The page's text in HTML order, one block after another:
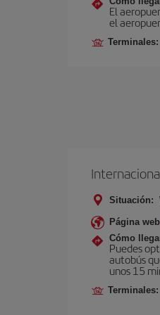
El
el
Terminales:
Situación:
Página
Cómo
Puedes
autobús
unos 15
Terminales: